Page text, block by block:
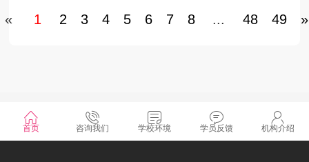
本教程所介绍的内容，你将会对PADS软件
« 1 2 3 4 5 6 7 8 ... 48 49 »
©2025 湖南凡亿智邦电子科技有限公司 版权所有
首页 咨询我们 学校环境 学员反馈 机构介绍